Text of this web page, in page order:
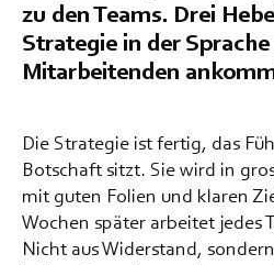
zu den Teams. Drei
Strategie in der
Mitarbeitenden
Die Strategie ist fertig, das
Botschaft sitzt. Sie wird in
mit guten Folien und klaren
Wochen später arbeitet jedes
Nicht aus Widerstand,